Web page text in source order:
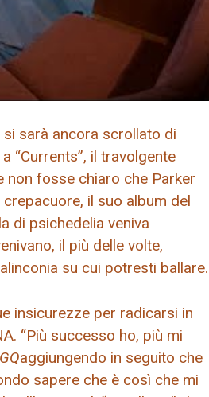
sarà ancora scrollato di
“Currents”, il travolgente
non fosse chiaro che Parker
il suo album del
di psichedelia veniva
il più delle volte,
su cui potresti ballare.
insicurezze per radicarsi in
“Più successo ho, più mi
GQaggiungendo in seguito che
sapere che è così che mi